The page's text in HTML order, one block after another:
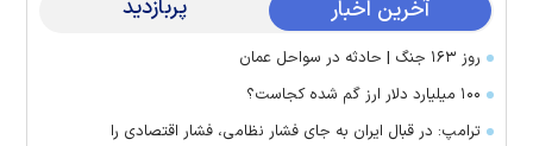
آخرین اخبار پربازدید
روز ۱۶۳ جنگ | حادثه در سواحل عمان
۱۰۰ میلیارد دلار ارز گم شده کجاست؟
ترامپ: در قبال ایران به جای فشار نظامی، فشار اقتصادی را